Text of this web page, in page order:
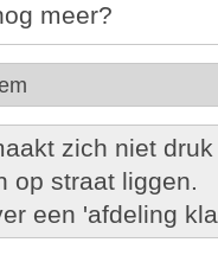
meer?
zich niet
op straat liggen.
een 'afdeling